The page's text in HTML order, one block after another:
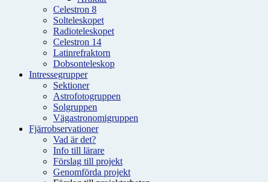
Celestron 8
Solteleskopet
Radioteleskopet
Celestron 14
Latinrefraktorn
Dobsonteleskop
Intressegrupper
Sektioner
Astrofotogruppen
Solgruppen
Vägastronomigruppen
Fjärrobservationer
Vad är det?
Info till lärare
Förslag till projekt
Genomförda projekt